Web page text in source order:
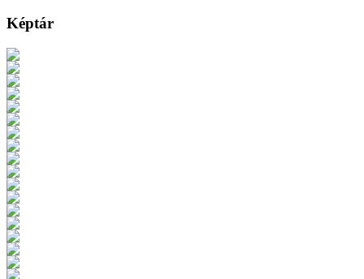
Képtár